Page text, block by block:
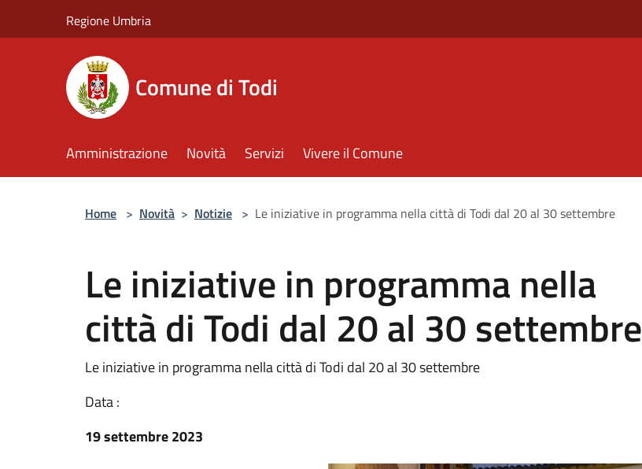
Regione Umbria
Comune di Todi
Amministrazione Novità Servizi Vivere il Comune
Home > Novità > Notizie > Le iniziative in programma nella città di Todi dal 20 al 30 settembre
Le iniziative in programma nella
città di Todi dal 20 al 30 settembre
Le iniziative in programma nella città di Todi dal 20 al 30 settembre
Data :
19 settembre 2023